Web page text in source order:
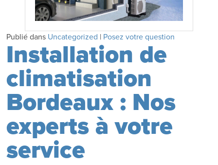
Publié dans Uncategorized | Posez votre question
Installation de
climatisation
Bordeaux : Nos
experts à votre
service